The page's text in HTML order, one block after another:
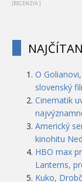
[RECENZIA ]
O
slovenský
Cinematik
Americký
kinohitu
HBO max
Lanterns,
Kuko,